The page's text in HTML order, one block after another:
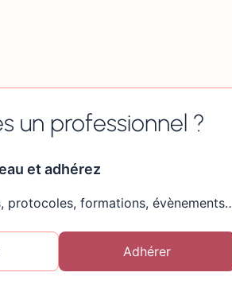
un professionnel ?
et adhérez
protocoles, formations,
Adhérer